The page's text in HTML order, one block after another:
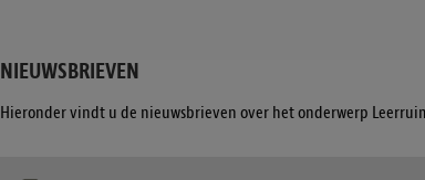
NIEUWSBRIEVEN
Hieronder vindt u de nieuwsbrieven over het onderwerp